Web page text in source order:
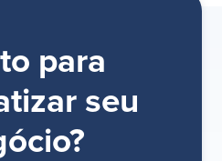
para
seu